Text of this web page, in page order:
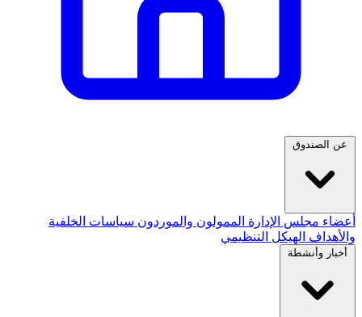
عن الصندوق
أعضاء مجلس الإدارة الممولون والموردون سياسات الخلفية
والأهداف الهيكل التنظيمي
أخبار وأنشطة